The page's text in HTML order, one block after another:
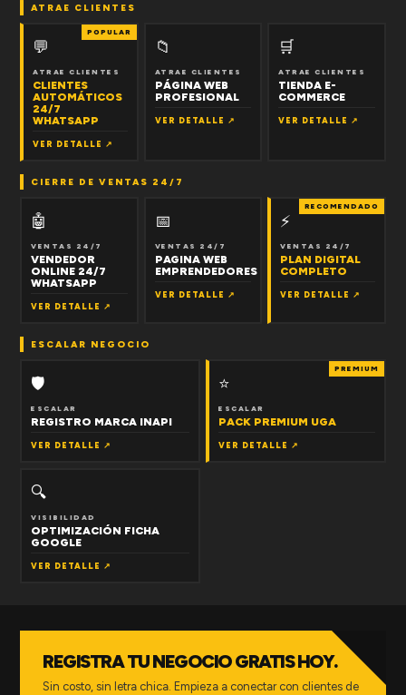
ATRAE CLIENTES
POPULAR
💬
ATRAE CLIENTES
CLIENTES
AUTOMÁTICOS
24/7
WHATSAPP
VER DETALLE ↗
📁
ATRAE CLIENTES
PÁGINA WEB
PROFESIONAL
VER DETALLE ↗
🛒
ATRAE CLIENTES
TIENDA E-
COMMERCE
VER DETALLE ↗
CIERRE DE VENTAS 24/7
🤖
VENTAS 24/7
VENDEDOR
ONLINE 24/7
WHATSAPP
VER DETALLE ↗
📅
VENTAS 24/7
PAGINA WEB
EMPRENDEDORES
VER DETALLE ↗
RECOMENDADO
⚡
VENTAS 24/7
PLAN DIGITAL
COMPLETO
VER DETALLE ↗
ESCALAR NEGOCIO
🛡
ESCALAR
REGISTRO MARCA INAPI
VER DETALLE ↗
PREMIUM
⭐
ESCALAR
PACK PREMIUM UGA
VER DETALLE ↗
🔍
VISIBILIDAD
OPTIMIZACIÓN FICHA
GOOGLE
VER DETALLE ↗
REGISTRA TU NEGOCIO GRATIS HOY.
Sin costo, sin letra chica. Empieza a conectar con clientes de